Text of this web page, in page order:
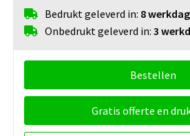
Bedrukt geleverd in: 8
Onbedrukt geleverd in: 3
Bestellen
Gratis offerte en